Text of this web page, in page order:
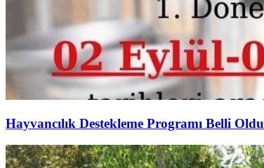
Hayvancılık Destekleme Programı Belli Oldu